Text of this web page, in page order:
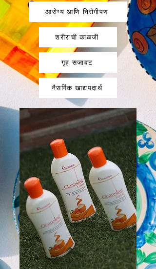
आरोग्य आणि निरोगीपण
शरीराची काळजी
गृह सजावट
नैसर्गिक खाद्यपदार्थ